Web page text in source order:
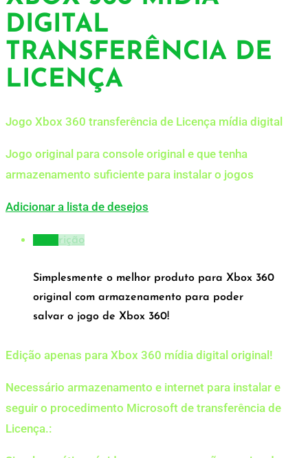
DIGITAL
TRANSFERÊNCIA DE
LICENÇA
Jogo Xbox 360 transferência de Licença mídia digital
Jogo original para console original e que tenha
armazenamento suficiente para instalar o jogos
Adicionar a lista de desejos
Descrição
Simplesmente o melhor produto para Xbox 360
original com armazenamento para poder
salvar o jogo de Xbox 360!
Edição apenas para Xbox 360 mídia digital original!
Necessário armazenamento e internet para instalar e
seguir o procedimento Microsoft de transferência de
Licença.: